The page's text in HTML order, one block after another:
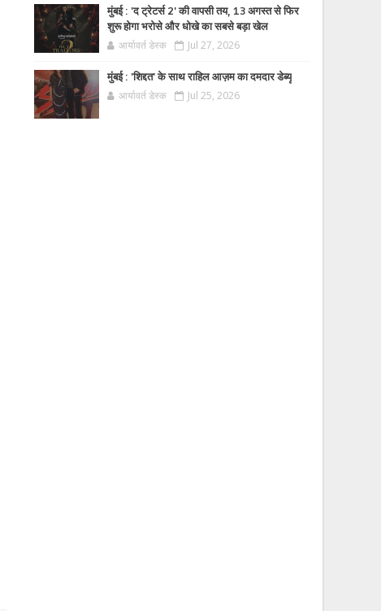
मुंबई : 'द ट्रेटर्स 2' की वापसी तय, 13 अगस्त से फिर
शुरू होगा भरोसे और धोखे का सबसे बड़ा खेल
आर्यावर्त डेस्क Jul 27, 2026
मुंबई : 'शिद्दत' के साथ राहिल आज़म का दमदार डेब्यू
आर्यावर्त डेस्क Jul 25, 2026